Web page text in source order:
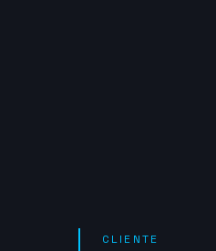
CLIENTE